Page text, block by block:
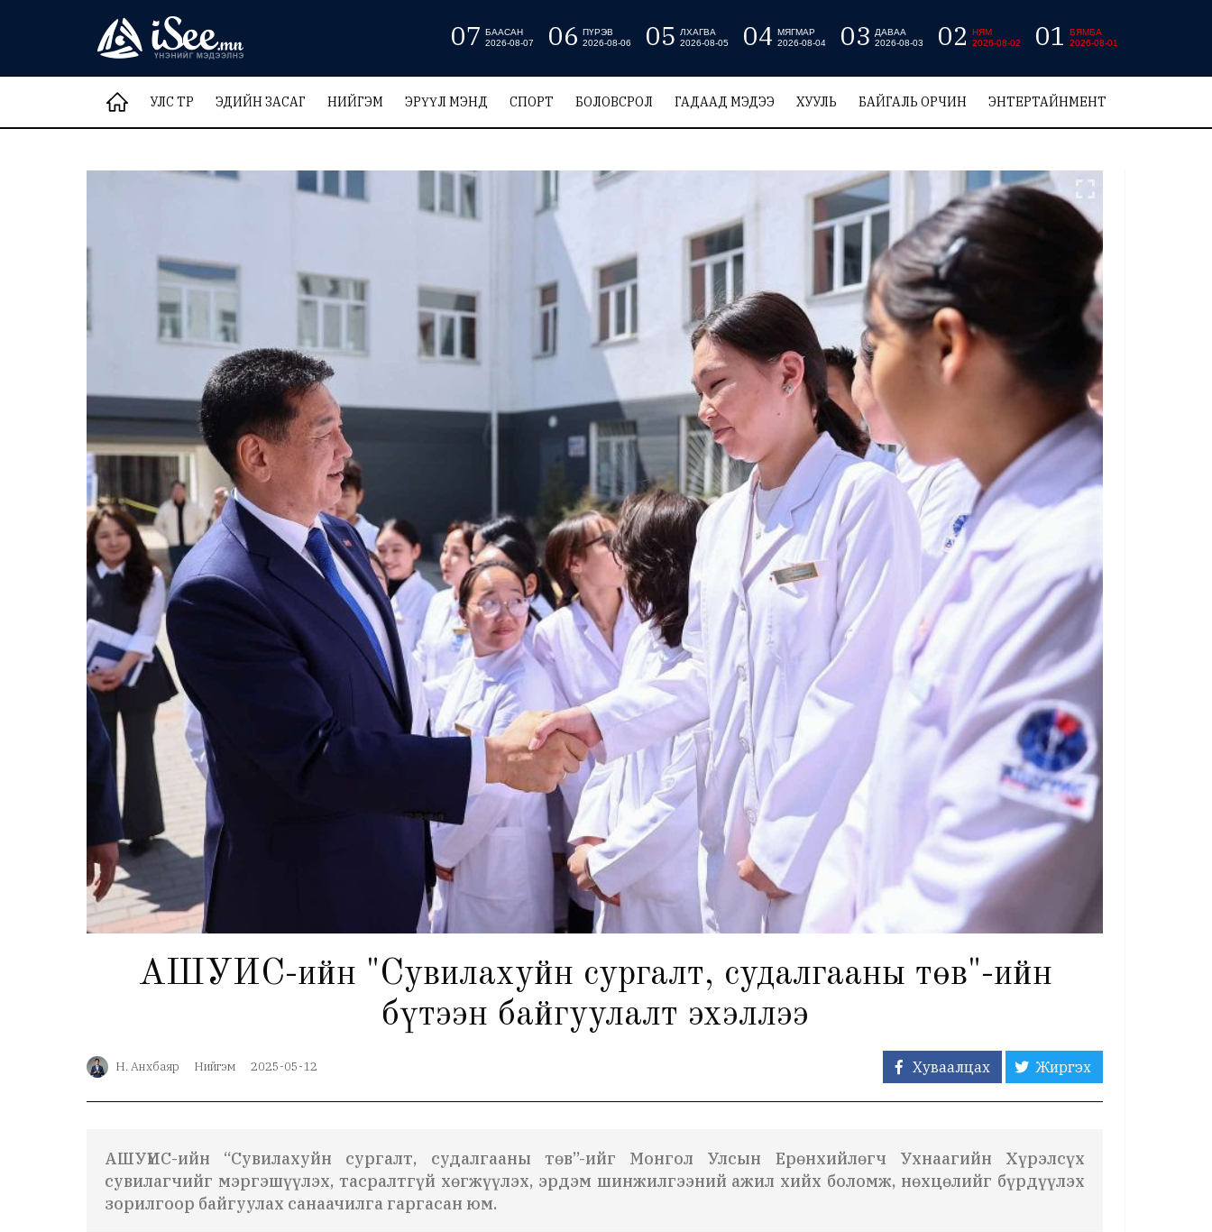
07 БААСАН
2026-08-07
06 ПҮРЭВ
2026-08-06
05
ЛХАГВА
2026-08-05
04 МЯГМАР
2026-08-04
03
ДАВАА
2026-08-03
02
НЯМ
2026-08-02
01
БЯМБА
2026-08-01
УЛС ТӨР ЭДИЙН ЗАСАГ НИЙГЭМ ЭРҮҮЛ МЭНД СПОРТ БОЛОВСРОЛ ГАДААД МЭДЭЭ ХУУЛЬ БАЙГАЛЬ ОРЧИН ЭНТЕРТАЙНМЕНТ
АШУҮИС-ийн "Сувилахуйн сургалт, судалгааны төв"-ийн
бүтээн байгуулалт эхэллээ
Н. Анхбаяр Нийгэм 2025-05-12 Хуваалцах Жиргэх
АШУҮИС-ийн “Сувилахуйн сургалт, судалгааны төв”-ийг Монгол Улсын Ерөнхийлөгч Ухнаагийн Хүрэлсүх
сувилагчийг мэргэшүүлэх, тасралтгүй хөгжүүлэх, эрдэм шинжилгээний ажил хийх боломж, нөхцөлийг бүрдүүлэх
зорилгоор байгуулах санаачилга гаргасан юм.